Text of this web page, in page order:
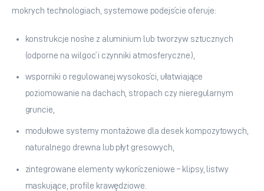
mokrych technologiach, systemowe podejście oferuje:
konstrukcje nośne z aluminium lub tworzyw sztucznych
(odporne na wilgoć i czynniki atmosferyczne),
wsporniki o regulowanej wysokości, ułatwiające
poziomowanie na dachach, stropach czy nieregularnym
gruncie,
modułowe systemy montażowe dla desek kompozytowych,
naturalnego drewna lub płyt gresowych,
zintegrowane elementy wykończeniowe – klipsy, listwy
maskujące, profile krawędziowe.